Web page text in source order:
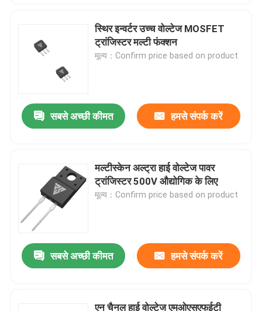
स्थिर इन्वर्टर उच्च वोल्टेज MOSFET
ट्रांजिस्टर मल्टी फंक्शन
मूल्य：Confirm price based on product
सबसे अच्छी कीमत हमसे संपर्क करें
मल्टीस्केन अल्ट्रा हाई वोल्टेज पावर
ट्रांजिस्टर 500V औद्योगिक के लिए
मूल्य：Confirm price based on product
सबसे अच्छी कीमत हमसे संपर्क करें
एन चैनल हाई वोल्टेज एमओएसएफईटी